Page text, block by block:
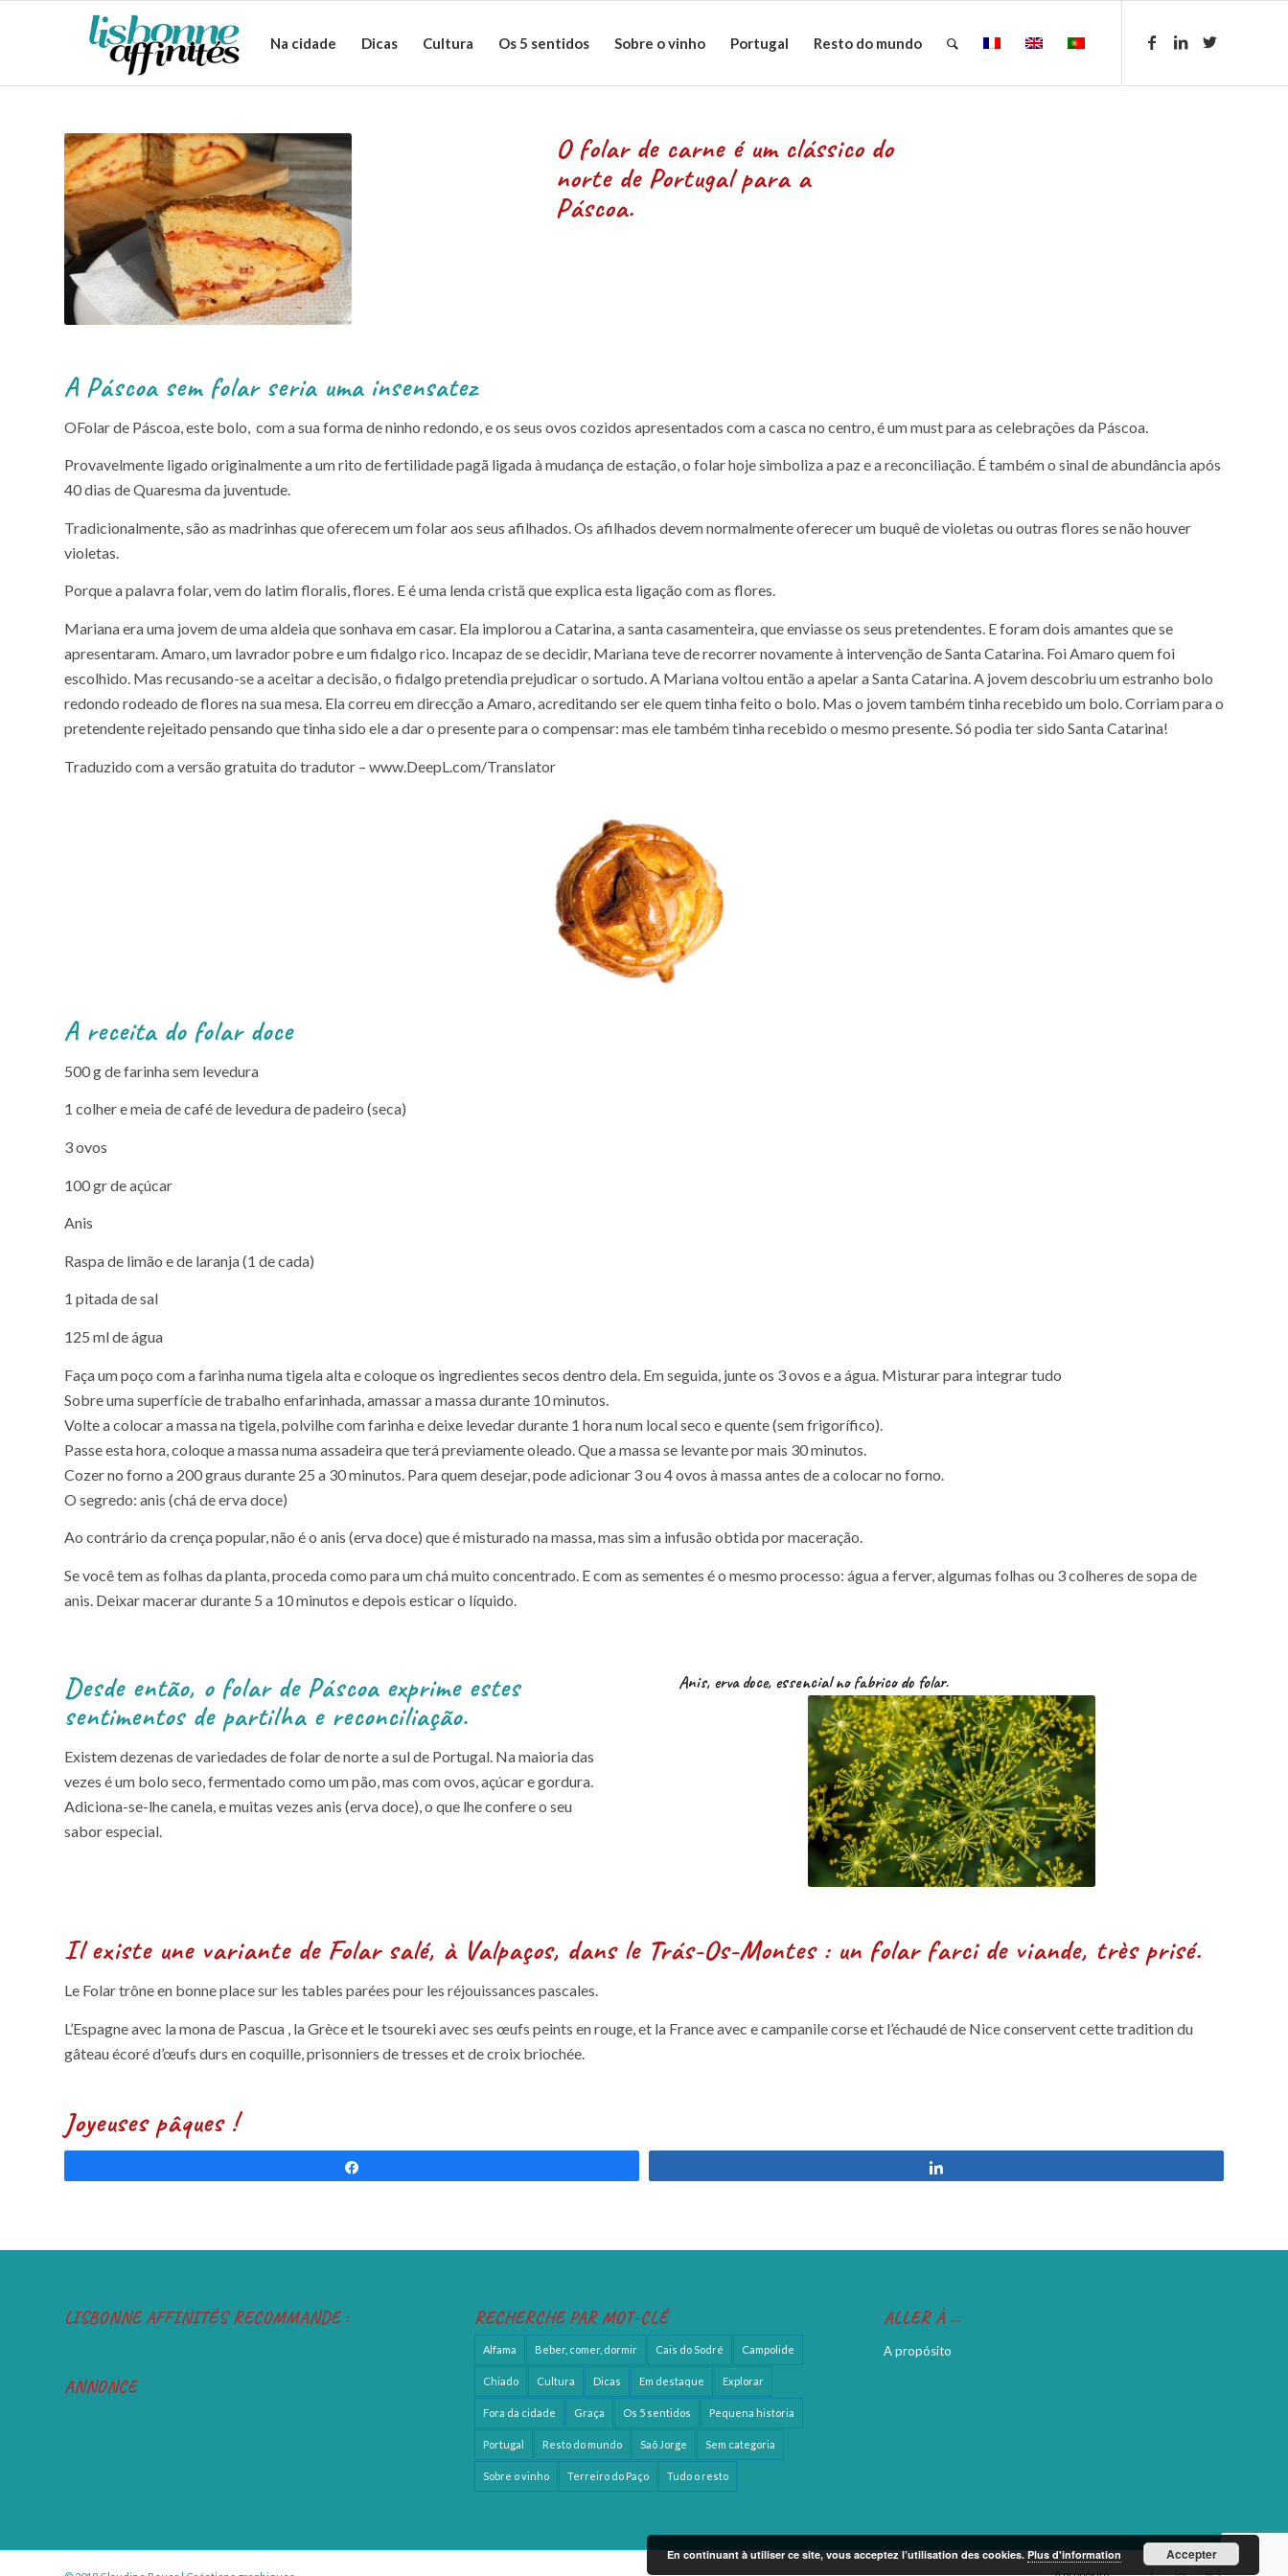
Na cidade Dicas Cultura Os 5 sentidos Sobre o vinho Portugal Resto do mundo
O folar de carne é um clássico do
norte de Portugal para a
Páscoa.
A Páscoa sem folar seria uma insensatez
OFolar de Páscoa, este bolo, com a sua forma de ninho redondo, e os seus ovos cozidos apresentados com a casca no centro, é um must para as celebrações da Páscoa.
Provavelmente ligado originalmente a um rito de fertilidade pagã ligada à mudança de estação, o folar hoje simboliza a paz e a reconciliação. É também o sinal de abundância após
40 dias de Quaresma da juventude.
Tradicionalmente, são as madrinhas que oferecem um folar aos seus afilhados. Os afilhados devem normalmente oferecer um buquê de violetas ou outras flores se não houver
violetas.
Porque a palavra folar, vem do latim floralis, flores. E é uma lenda cristã que explica esta ligação com as flores.
Mariana era uma jovem de uma aldeia que sonhava em casar. Ela implorou a Catarina, a santa casamenteira, que enviasse os seus pretendentes. E foram dois amantes que se
apresentaram. Amaro, um lavrador pobre e um fidalgo rico. Incapaz de se decidir, Mariana teve de recorrer novamente à intervenção de Santa Catarina. Foi Amaro quem foi
escolhido. Mas recusando-se a aceitar a decisão, o fidalgo pretendia prejudicar o sortudo. A Mariana voltou então a apelar a Santa Catarina. A jovem descobriu um estranho bolo
redondo rodeado de flores na sua mesa. Ela correu em direcção a Amaro, acreditando ser ele quem tinha feito o bolo. Mas o jovem também tinha recebido um bolo. Corriam para o
pretendente rejeitado pensando que tinha sido ele a dar o presente para o compensar: mas ele também tinha recebido o mesmo presente. Só podia ter sido Santa Catarina!
Traduzido com a versão gratuita do tradutor – www.DeepL.com/Translator
A receita do folar doce
500 g de farinha sem levedura
1 colher e meia de café de levedura de padeiro (seca)
3 ovos
100 gr de açúcar
Anis
Raspa de limão e de laranja (1 de cada)
1 pitada de sal
125 ml de água
Faça um poço com a farinha numa tigela alta e coloque os ingredientes secos dentro dela. Em seguida, junte os 3 ovos e a água. Misturar para integrar tudo
Sobre uma superfície de trabalho enfarinhada, amassar a massa durante 10 minutos.
Volte a colocar a massa na tigela, polvilhe com farinha e deixe levedar durante 1 hora num local seco e quente (sem frigorífico).
Passe esta hora, coloque a massa numa assadeira que terá previamente oleado. Que a massa se levante por mais 30 minutos.
Cozer no forno a 200 graus durante 25 a 30 minutos. Para quem desejar, pode adicionar 3 ou 4 ovos à massa antes de a colocar no forno.
O segredo: anis (chá de erva doce)
Ao contrário da crença popular, não é o anis (erva doce) que é misturado na massa, mas sim a infusão obtida por maceração.
Se você tem as folhas da planta, proceda como para um chá muito concentrado. E com as sementes é o mesmo processo: água a ferver, algumas folhas ou 3 colheres de sopa de
anis. Deixar macerar durante 5 a 10 minutos e depois esticar o líquido.
Desde então, o folar de Páscoa exprime estes
sentimentos de partilha e reconciliação.
Existem dezenas de variedades de folar de norte a sul de Portugal. Na maioria das
vezes é um bolo seco, fermentado como um pão, mas com ovos, açúcar e gordura.
Adiciona-se-lhe canela, e muitas vezes anis (erva doce), o que lhe confere o seu
sabor especial.
Anis, erva doce, essencial no fabrico do folar.
Il existe une variante de Folar salé, à Valpaços, dans le Trás-Os-Montes : un folar farci de viande, très prisé.
Le Folar trône en bonne place sur les tables parées pour les réjouissances pascales.
L’Espagne avec la mona de Pascua , la Grèce et le tsoureki avec ses œufs peints en rouge, et la France avec e campanile corse et l’échaudé de Nice conservent cette tradition du
gâteau écoré d’œufs durs en coquille, prisonniers de tresses et de croix briochée.
Joyeuses pâques !
LISBONNE AFFINITÉS RECOMMANDE :
ANNONCE
RECHERCHE PAR MOT-CLÉ
Alfama Beber, comer, dormir Cais do Sodré Campolide
Chiado Cultura Dicas Em destaque Explorar
Fora da cidade Graça Os 5 sentidos Pequena historia
Portugal Resto do mundo Saõ Jorge Sem categoria
Sobre o vinho Terreiro do Paço Tudo o resto
ALLER À …
A propósito
En continuant à utiliser ce site, vous acceptez l’utilisation des cookies.Plus d'information Accepter